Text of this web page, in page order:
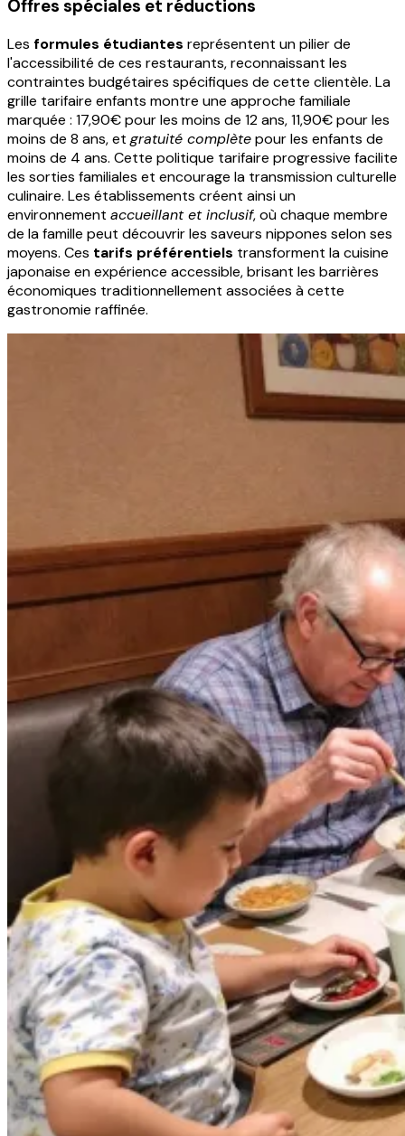
Offres spéciales et réductions
Les formules étudiantes représentent un pilier de
l'accessibilité de ces restaurants, reconnaissant les
contraintes budgétaires spécifiques de cette clientèle. La
grille tarifaire enfants montre une approche familiale
marquée : 17,90€ pour les moins de 12 ans, 11,90€ pour les
moins de 8 ans, et gratuité complètepour les enfants de
moins de 4 ans. Cette politique tarifaire progressive facilite
les sorties familiales et encourage la transmission culturelle
culinaire. Les établissements créent ainsi un
environnement accueillant et inclusif, où chaque membre
de la famille peut découvrir les saveurs nippones selon ses
moyens. Ces tarifs préférentiels transforment la cuisine
japonaise en expérience accessible, brisant les barrières
économiques traditionnellement associées à cette
gastronomie raffinée.